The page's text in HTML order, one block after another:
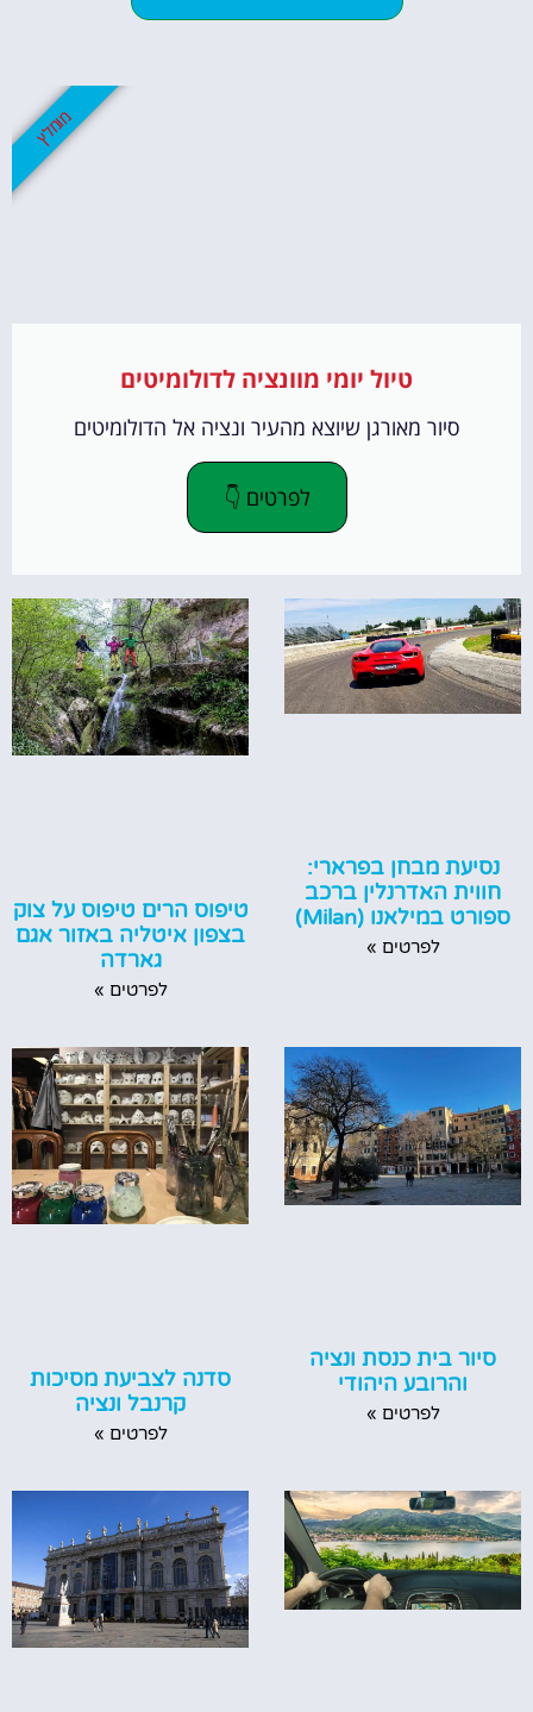
טיול יומי מוונציה לדולומיטים
סיור מאורגן שיוצא מהעיר ונציה אל הדולומיטים
לפרטים 👇
מומלץ
נסיעת מבחן בפרארי:
חווית האדרנלין ברכב
ספורט במילאנו (Milan)
לפרטים »
טיפוס הרים טיפוס על צוק
בצפון איטליה באזור אגם
גארדה
לפרטים »
סיור בית כנסת ונציה
והרובע היהודי
לפרטים »
סדנה לצביעת מסיכות
קרנבל ונציה
לפרטים »